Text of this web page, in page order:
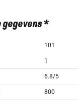
gegevens *
101
1
6.8/5
800